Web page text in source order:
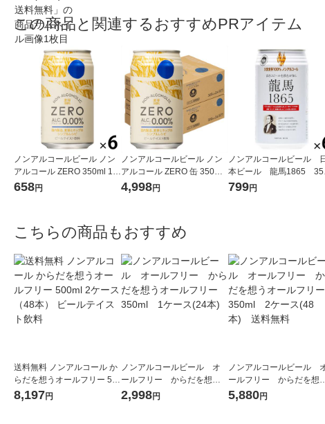
この商品と関連するおすすめPRアイテム
ノンアルコールビール ノン
アルコール ZERO 350ml 1セ
ット(6本) ノンアル ビールテ
658円
ノンアルコールビール ノン
アルコール ZERO 缶 350ml
2ケース（48本）ノンアル
4,998円
ノンアルコールビール 日
本ビール 龍馬1865
l 1パック(6本) ビールテ
799円
こちらの商品もおすすめ
送料無料 ノンアルコール か
らだを想うオールフリー 50
0ml 2ケース（48本） ビール
8,197円
ノンアルコールビール オ
ールフリー からだを想う
オールフリー 350ml 1ケ
2,998円
ノンアルコールビール
ールフリー からだを想
オールフリー 350ml 2
5,880円